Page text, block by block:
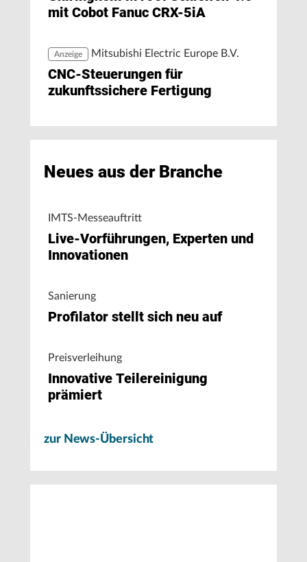
mit Cobot Fanuc CRX-5iA
Anzeige Mitsubishi Electric Europe B.V.
CNC-Steuerungen für
zukunftssichere Fertigung
Neues aus der Branche
IMTS-Messeauftritt
Live-Vorführungen, Experten und
Innovationen
Sanierung
Profilator stellt sich neu auf
Preisverleihung
Innovative Teilereinigung
prämiert
zur News-Übersicht